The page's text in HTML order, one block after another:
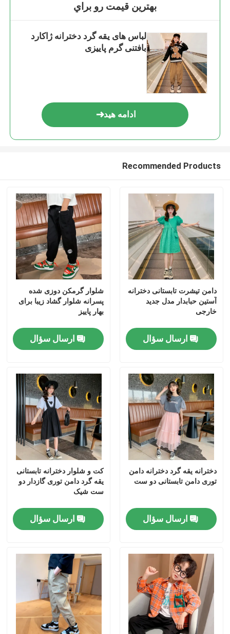
صفحه اصلی
درباره ما
تور کارخانه
کنترل کیفیت
مد لباس بچه گانه
لباس دخترانه کوچولو
لباس پسرانه نوجوان
ست لباس بچه گانه
بهترين قيمت رو براي
لباس های یقه گرد دخترانه ژاکارد
بافتنی گرم پاییزی
ادامه هید
Recommended Products
دامن تیشرت تابستانی دخترانه
آستین حبابدار مدل جدید
خارجی
ارسال سؤال
شلوار گرمکن دوزی شده
پسرانه شلوار گشاد زیبا برای
بهار پاییز
ارسال سؤال
دخترانه یقه گرد دخترانه دامن
توری دامن تابستانی دو ست
ارسال سؤال
کت و شلوار دخترانه تابستانی
یقه گرد دامن توری گازدار دو
ست شیک
ارسال سؤال